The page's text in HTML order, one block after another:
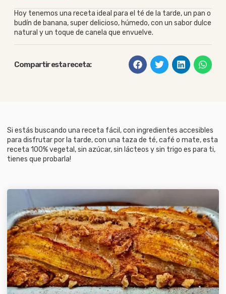
Hoy tenemos una receta ideal para el té de la tarde, un pan o
budín de banana, super delicioso, húmedo, con un sabor dulce
natural y un toque de canela que envuelve.
Compartir esta receta:
Si estás buscando una receta fácil, con ingredientes accesibles
para disfrutar por la tarde, con una taza de té, café o mate, esta
receta 100% vegetal, sin azúcar, sin lácteos y sin trigo es para ti,
tienes que probarla!